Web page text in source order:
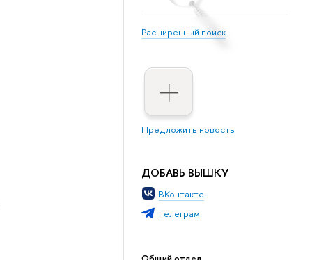
Расширенный поиск
Предложить новость
ДОБАВЬ ВЫШКУ
ВКонтакте
Телеграм